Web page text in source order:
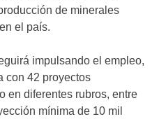
de minerales
el país.
impulsando el empleo,
con 42 proyectos
en diferentes rubros, entre
mínima de 10 mil